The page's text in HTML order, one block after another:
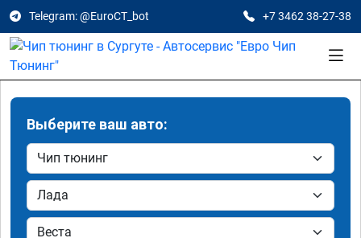
Telegram: @EuroCT_bot +7 3462 38-27-38
Выберите ваш авто: